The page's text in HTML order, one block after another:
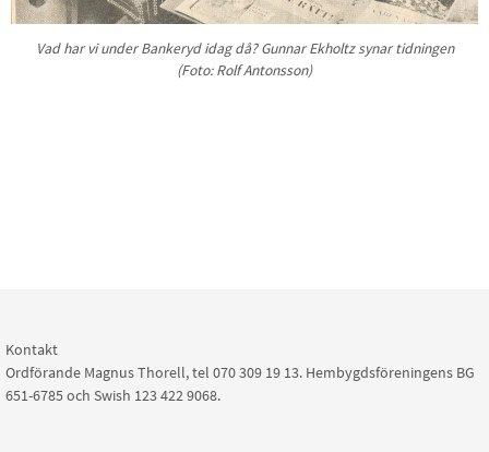
Vad har vi under Bankeryd idag då? Gunnar Ekholtz synar tidningen
(Foto: Rolf Antonsson)
Kontakt
Ordförande Magnus Thorell, tel 070 309 19 13. Hembygdsföreningens BG
651-6785 och Swish 123 422 9068.